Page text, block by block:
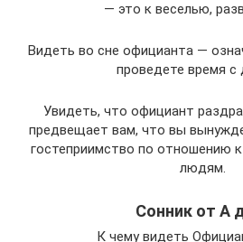
— это к веселью,
Видеть во сне официанта —
проведете время с
Увидеть, что официант
предвещает вам, что вы
гостеприимство по отношению
людям.
Сонник от А
К чему видеть